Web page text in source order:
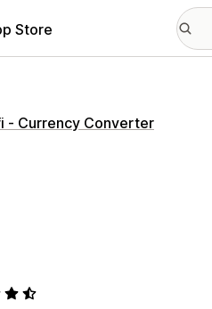
Store
‑ Currency Converter